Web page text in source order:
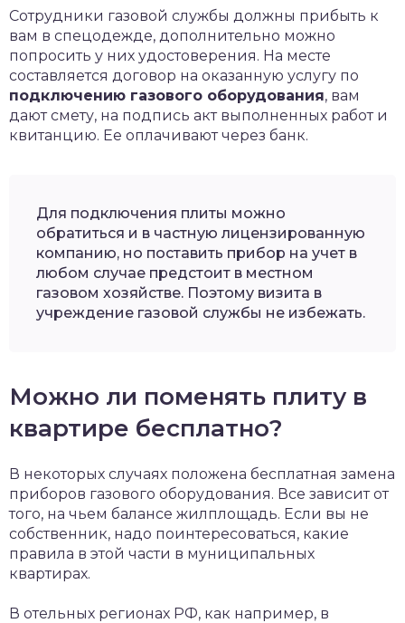
Сотрудники газовой службы должны прибыть к
вам в спецодежде, дополнительно можно
попросить у них удостоверения. На месте
составляется договор на оказанную услугу по
подключению газового оборудования, вам
дают смету, на подпись акт выполненных работ и
квитанцию. Ее оплачивают через банк.
Для подключения плиты можно
обратиться и в частную лицензированную
компанию, но поставить прибор на учет в
любом случае предстоит в местном
газовом хозяйстве. Поэтому визита в
учреждение газовой службы не избежать.
Можно ли поменять плиту в
квартире бесплатно?
В некоторых случаях положена бесплатная замена
приборов газового оборудования. Все зависит от
того, на чьем балансе жилплощадь. Если вы не
собственник, надо поинтересоваться, какие
правила в этой части в муниципальных
квартирах.
В отельных регионах РФ, как например, в